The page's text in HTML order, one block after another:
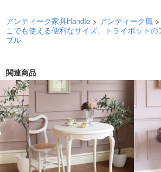
アンティーク家具Handle > アンティーク風 >
こでも使える便利なサイズ、トライポット
ブル
関連商品